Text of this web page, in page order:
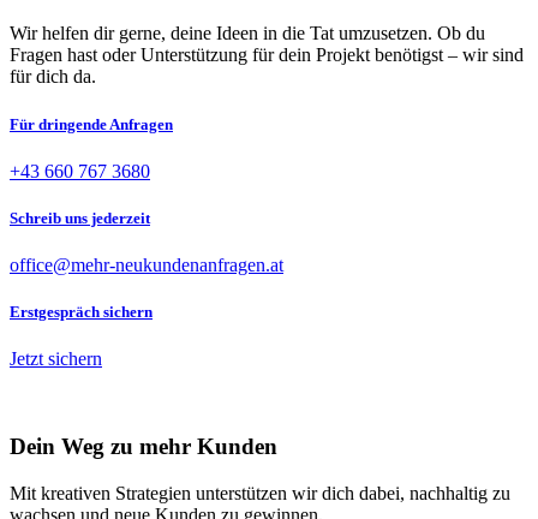
Wir helfen dir gerne, deine Ideen in die Tat umzusetzen. Ob du
Fragen hast oder Unterstützung für dein Projekt benötigst – wir sind
für dich da.
Für dringende Anfragen
+43 660 767 3680
Schreib uns jederzeit
office@mehr-neukundenanfragen.at
Erstgespräch sichern
Jetzt sichern
Dein Weg zu mehr Kunden
Mit kreativen Strategien unterstützen wir dich dabei, nachhaltig zu
wachsen und neue Kunden zu gewinnen.